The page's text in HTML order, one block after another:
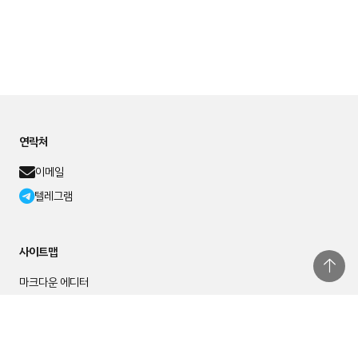
연락처
이메일
텔레그램
사이트맵
마크다운 에디터